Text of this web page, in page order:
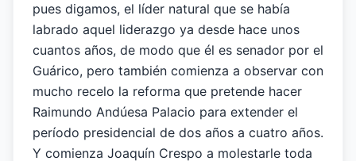
pues digamos, el líder natural que se había
labrado aquel liderazgo ya desde hace unos
cuantos años, de modo que él es senador por el
Guárico, pero también comienza a observar con
mucho recelo la reforma que pretende hacer
Raimundo Andúesa Palacio para extender el
período presidencial de dos años a cuatro años.
Y comienza Joaquín Crespo a molestarle toda